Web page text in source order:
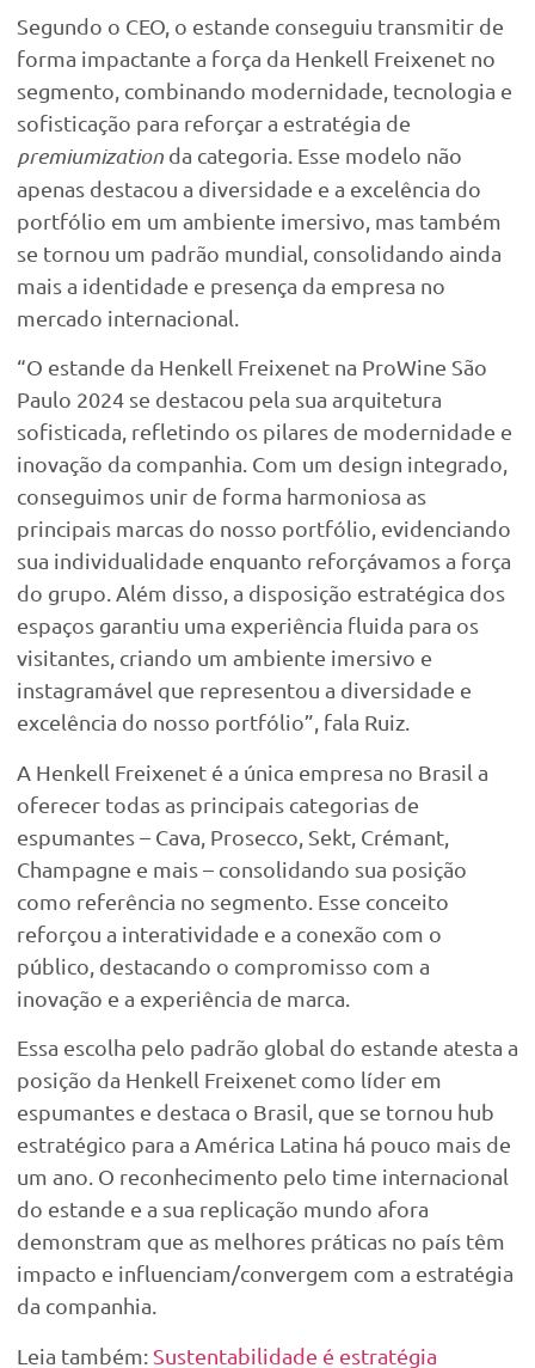
Segundo o CEO, o estande conseguiu transmitir de
forma impactante a força da Henkell Freixenet no
segmento, combinando modernidade, tecnologia e
sofisticação para reforçar a estratégia de
premiumization da categoria. Esse modelo não
apenas destacou a diversidade e a excelência do
portfólio em um ambiente imersivo, mas também
se tornou um padrão mundial, consolidando ainda
mais a identidade e presença da empresa no
mercado internacional.
“O estande da Henkell Freixenet na ProWine São
Paulo 2024 se destacou pela sua arquitetura
sofisticada, refletindo os pilares de modernidade e
inovação da companhia. Com um design integrado,
conseguimos unir de forma harmoniosa as
principais marcas do nosso portfólio, evidenciando
sua individualidade enquanto reforçávamos a força
do grupo. Além disso, a disposição estratégica dos
espaços garantiu uma experiência fluida para os
visitantes, criando um ambiente imersivo e
instagramável que representou a diversidade e
excelência do nosso portfólio”, fala Ruiz.
A Henkell Freixenet é a única empresa no Brasil a
oferecer todas as principais categorias de
espumantes – Cava, Prosecco, Sekt, Crémant,
Champagne e mais – consolidando sua posição
como referência no segmento. Esse conceito
reforçou a interatividade e a conexão com o
público, destacando o compromisso com a
inovação e a experiência de marca.
Essa escolha pelo padrão global do estande atesta a
posição da Henkell Freixenet como líder em
espumantes e destaca o Brasil, que se tornou hub
estratégico para a América Latina há pouco mais de
um ano. O reconhecimento pelo time internacional
do estande e a sua replicação mundo afora
demonstram que as melhores práticas no país têm
impacto e influenciam/convergem com a estratégia
da companhia.
Leia também: Sustentabilidade é estratégia